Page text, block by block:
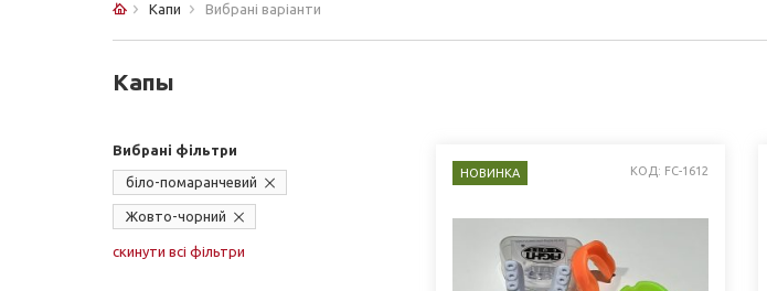
Капи Вибрані варіанти
Капы
Вибрані фільтри
біло-помаранчевий
Жовто-чорний
скинути всі фільтри
НОВИНКА КОД: FC-1612